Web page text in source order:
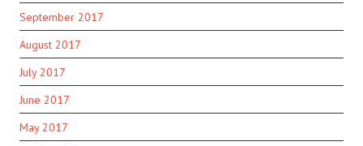
September 2017
August 2017
July 2017
June 2017
May 2017